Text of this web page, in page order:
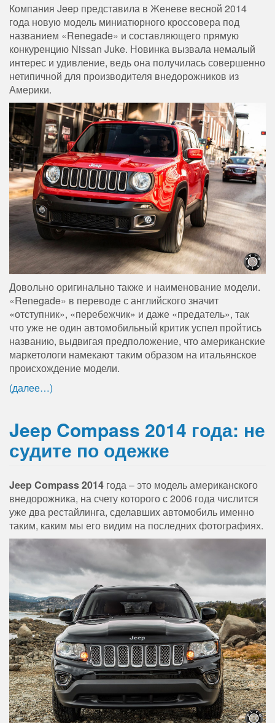
Компания Jeep представила в Женеве весной 2014
года новую модель миниатюрного кроссовера под
названием «Renegade» и составляющего прямую
конкуренцию Nissan Juke. Новинка вызвала немалый
интерес и удивление, ведь она получилась совершенно
нетипичной для производителя внедорожников из
Америки.
Довольно оригинально также и наименование модели.
«Renegade» в переводе с английского значит
«отступник», «перебежчик» и даже «предатель», так
что уже не один автомобильный критик успел пройтись
названию, выдвигая предположение, что американские
маркетологи намекают таким образом на итальянское
происхождение модели.
(далее…)
Jeep Compass 2014 года: не
судите по одежке
Jeep Compass 2014 года – это модель американского
внедорожника, на счету которого с 2006 года числится
уже два рестайлинга, сделавших автомобиль именно
таким, каким мы его видим на последних фотографиях.